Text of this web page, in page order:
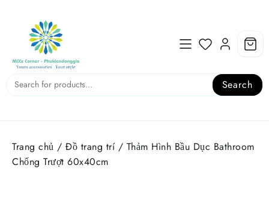
content
Search
Trang chủ / Đồ trang trí/ Thảm Hình Bầu Dục Bathroom
Chống Trượt 60x40cm